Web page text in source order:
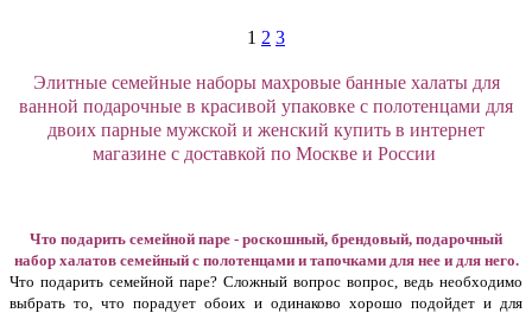
1 2 3
Элитные семейные наборы махровые банные халаты для
ванной подарочные в красивой упаковке с полотенцами для
двоих парные мужской и женский купить в интернет
магазине с доставкой по Москве и России
Что подарить семейной паре - роскошный, брендовый, подарочный
набор халатов семейный с полотенцами и тапочками для нее и для него.
Что подарить семейной паре? Сложный вопрос вопрос, ведь необходимо
выбрать то, что порадует обоих и одинаково хорошо подойдет и для